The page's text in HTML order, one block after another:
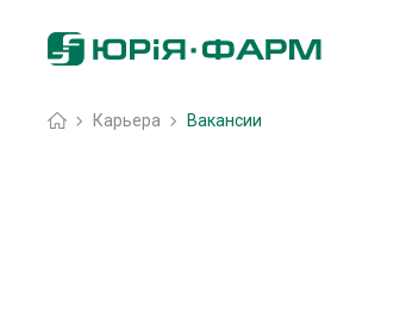
Головна
» Карьера » Вакансии